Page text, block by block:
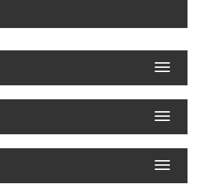
Toggle
Toggle
Toggle